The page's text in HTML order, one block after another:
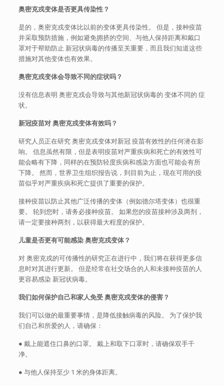
奥密克戎变体是否更具传染性？
是的，奥密克戎变体比以前的变体更具传染性。 但是，接种疫苗
并采取预防措施，例如避免拥挤的空间、与他人保持距离和戴口
罩对于帮助防止 新冠状病毒的传播至关重要，而且我们知道这些
措施对其他变体也有效果。
奥密克戎变体会导致不同的症状吗？
没有信息表明 奥密克戎会导致与其他新冠状病毒的 变体不同的 症
状。
新冠疫苗对 奥密克戎变体有效吗？
研究人员正在研究 奥密克戎变体对新冠 疫苗有效性的任何潜在影
响。 信息虽然有限，但是表明疫苗对严重疾病和死亡的有效性可
能会略有下降，同样的在预防轻度疾病和感染方面也可能会有所
下降。 然而，世界卫生组织报告说，到目前为止，现在可用的疫
苗似乎对严重疾病和死亡提供了重要的保护。
接种疫苗以防止其他广泛传播的变体（例如德尔塔变体）也很重
要。 轮到您时，请务必接种疫苗。 如果您的疫苗接种涉及两剂，
请一定要接种两剂，以获得最大程度的保护。
儿童是否更有可能感染 奥密克戎变体？
对 奥密克戎的可传播性的研究正在进行中，我们将在获得更多信
息时对其进行更新。 但是经常在社交场合的人和未接种疫苗的人
更容易感染 新冠状病毒。
我们如何保护自己和家人免受 奥密克戎变体的侵害？
我们可以做的最重要事情，是降低接触病毒的风险。 为了保护我
们自己和所爱的人，请确保：
● 戴上能遮住口鼻的口罩。 戴上和取下口罩时，请确保双手干
净。
● 与他人保持至少 1 米的身体距离。